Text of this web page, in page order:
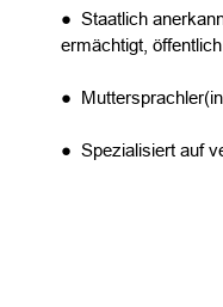
● Staatlich
ermächtigt, öffentlich
●
● Spezialisiert auf